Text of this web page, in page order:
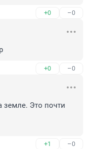
+0 –0
+0 –0
земле. Это почти
+1 –0